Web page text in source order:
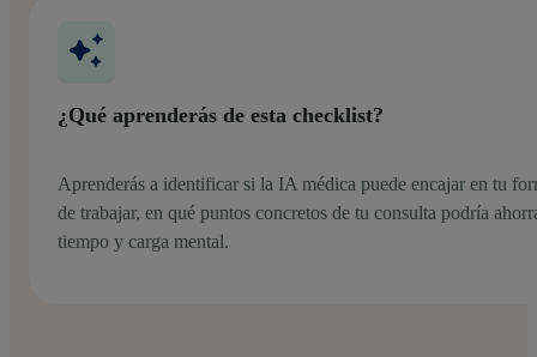
¿Qué aprenderás de esta checklist?
Aprenderás a identificar si la IA médica puede encajar en tu
de trabajar, en qué puntos concretos de tu consulta podría
tiempo y carga mental.